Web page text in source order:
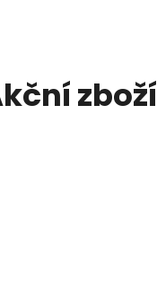
zboží